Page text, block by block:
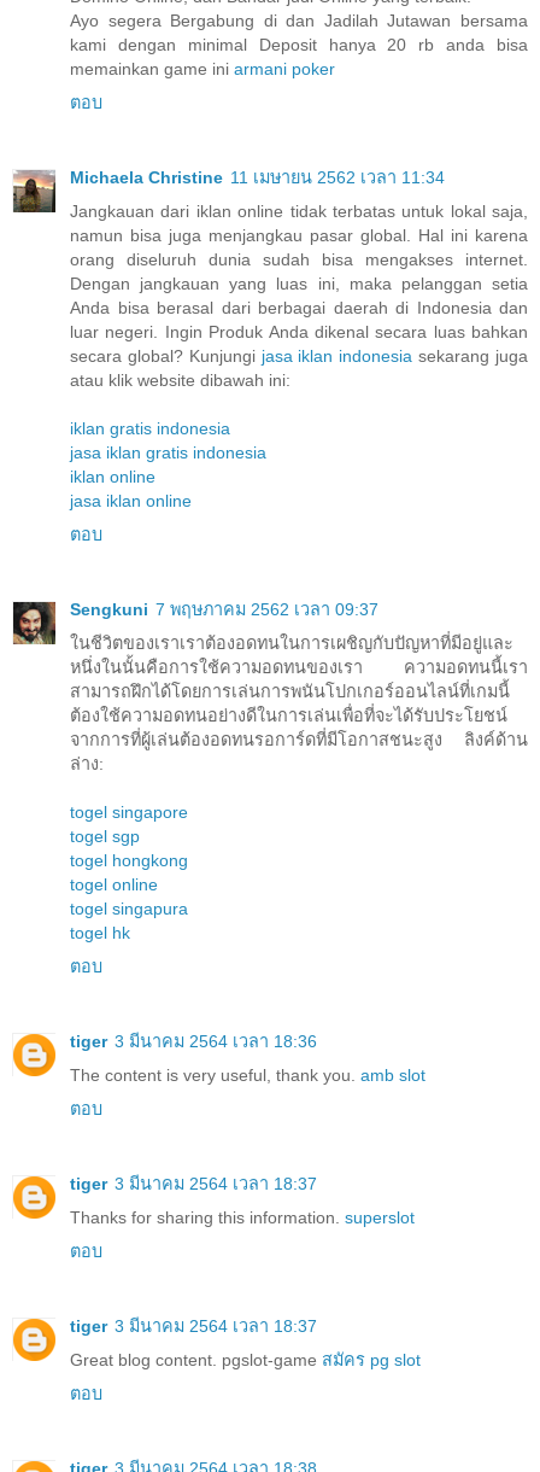
Ayo segera Bergabung di dan Jadilah Jutawan bersama
kami dengan minimal Deposit hanya 20 rb anda bisa
memainkan game ini armani poker
ตอบ
Michaela Christine 11 เมษายน 2562 เวลา 11:34
Jangkauan dari iklan online tidak terbatas untuk lokal saja,
namun bisa juga menjangkau pasar global. Hal ini karena
orang diseluruh dunia sudah bisa mengakses internet.
Dengan jangkauan yang luas ini, maka pelanggan setia
Anda bisa berasal dari berbagai daerah di Indonesia dan
luar negeri. Ingin Produk Anda dikenal secara luas bahkan
secara global? Kunjungi jasa iklan indonesia sekarang juga
atau klik website dibawah ini:
iklan gratis indonesia
jasa iklan gratis indonesia
iklan online
jasa iklan online
ตอบ
Sengkuni 7 พฤษภาคม 2562 เวลา 09:37
ในชีวิตของเราเราต้องอดทนในการเผชิญกับปัญหาที่มีอยู่และ
หนึ่งในนั้นคือการใช้ความอดทนของเรา ความอดทนนี้เรา
สามารถฝึกได้โดยการเล่นการพนันโปกเกอร์ออนไลน์ที่เกมนี้
ต้องใช้ความอดทนอย่างดีในการเล่นเพื่อที่จะได้รับประโยชน์
จากการที่ผู้เล่นต้องอดทนรอการ์ดที่มีโอกาสชนะสูง ลิงค์ด้าน
ล่าง:
togel singapore
togel sgp
togel hongkong
togel online
togel singapura
togel hk
ตอบ
tiger 3 มีนาคม 2564 เวลา 18:36
The content is very useful, thank you. amb slot
ตอบ
tiger 3 มีนาคม 2564 เวลา 18:37
Thanks for sharing this information. superslot
ตอบ
tiger 3 มีนาคม 2564 เวลา 18:37
Great blog content. pgslot-game สมัคร pg slot
ตอบ